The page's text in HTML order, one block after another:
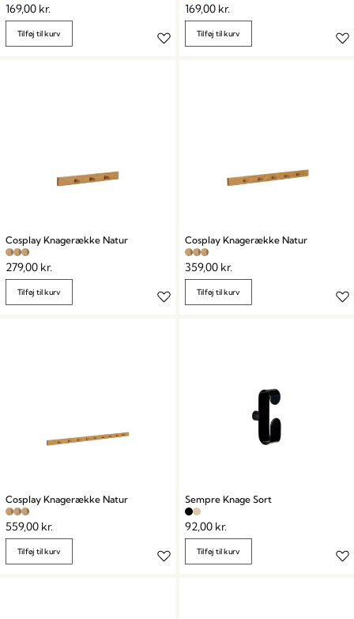
169,00 kr.
Tilføj til kurv
169,00 kr.
Tilføj til kurv
Cosplay Knagerække Natur
279,00 kr.
Tilføj til kurv
Cosplay Knagerække Natur
359,00 kr.
Tilføj til kurv
Cosplay Knagerække Natur
559,00 kr.
Tilføj til kurv
Sempre Knage Sort
92,00 kr.
Tilføj til kurv